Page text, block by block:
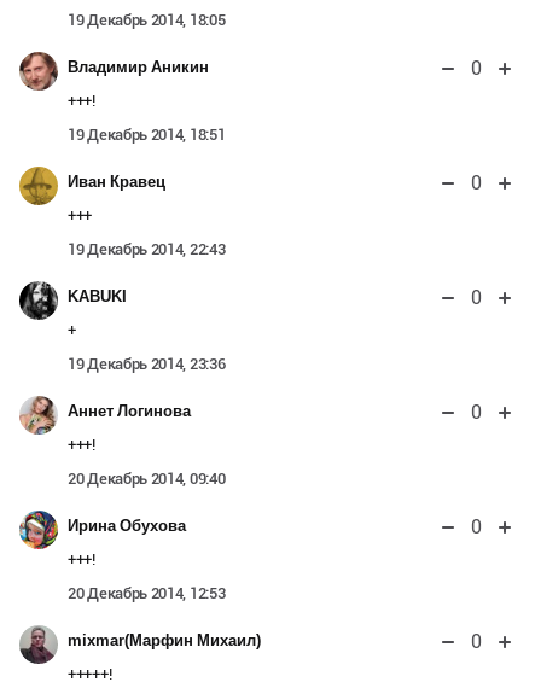
19 Декабрь 2014, 18:05
Владимир Аникин 0
+++!
19 Декабрь 2014, 18:51
Иван Кравец 0
+++
19 Декабрь 2014, 22:43
KABUKI 0
+
19 Декабрь 2014, 23:36
Аннет Логинова 0
+++!
20 Декабрь 2014, 09:40
Ирина Обухова 0
+++!
20 Декабрь 2014, 12:53
mixmar(Марфин Михаил) 0
+++++!